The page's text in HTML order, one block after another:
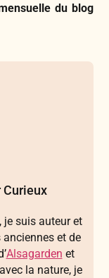
du blog
Curieux
suis auteur et
et de
Alsagarden et
la nature, je